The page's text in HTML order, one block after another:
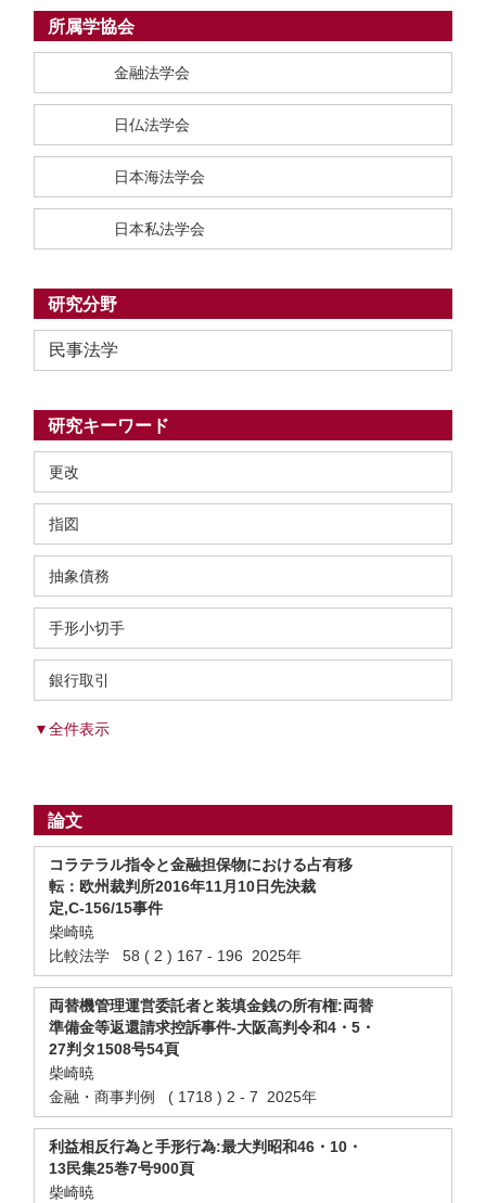
所属学協会
金融法学会
日仏法学会
日本海法学会
日本私法学会
研究分野
民事法学
研究キーワード
更改
指図
抽象債務
手形小切手
銀行取引
▼全件表示
論文
コラテラル指令と金融担保物における占有移
転：欧州裁判所2016年11月10日先決裁
定,C‑156/15事件
柴崎暁
比較法学 58 ( 2 ) 167 - 196 2025年
両替機管理運営委託者と装填金銭の所有権:両替
準備金等返還請求控訴事件-大阪高判令和4・5・
27判タ1508号54頁
柴崎暁
金融・商事判例 ( 1718 ) 2 - 7 2025年
利益相反行為と手形行為:最大判昭和46・10・
13民集25巻7号900頁
柴崎暁